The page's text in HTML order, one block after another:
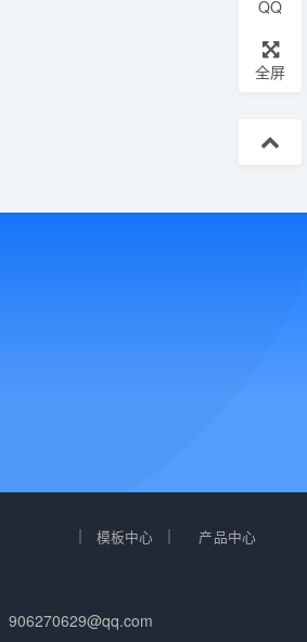
｜ 模板中心 ｜ 产品中心
906270629@qq.com
QQ
全屏